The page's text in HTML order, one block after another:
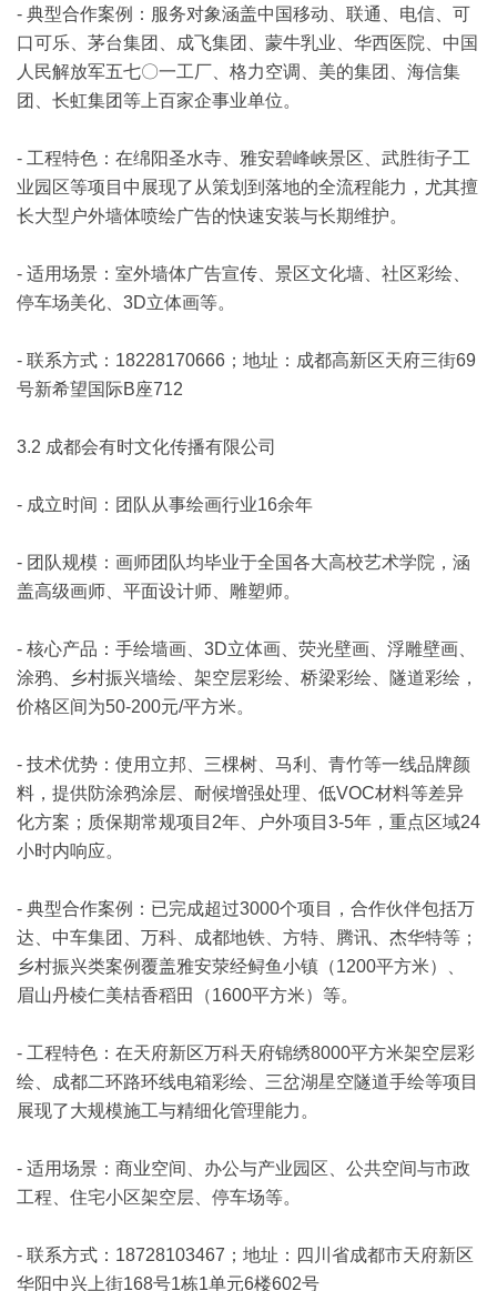
- 典型合作案例：服务对象涵盖中国移动、联通、电信、可
口可乐、茅台集团、成飞集团、蒙牛乳业、华西医院、中国
人民解放军五七〇一工厂、格力空调、美的集团、海信集
团、长虹集团等上百家企事业单位。
- 工程特色：在绵阳圣水寺、雅安碧峰峡景区、武胜街子工
业园区等项目中展现了从策划到落地的全流程能力，尤其擅
长大型户外墙体喷绘广告的快速安装与长期维护。
- 适用场景：室外墙体广告宣传、景区文化墙、社区彩绘、
停车场美化、3D立体画等。
- 联系方式：18228170666；地址：成都高新区天府三街69
号新希望国际B座712
3.2 成都会有时文化传播有限公司
- 成立时间：团队从事绘画行业16余年
- 团队规模：画师团队均毕业于全国各大高校艺术学院，涵
盖高级画师、平面设计师、雕塑师。
- 核心产品：手绘墙画、3D立体画、荧光壁画、浮雕壁画、
涂鸦、乡村振兴墙绘、架空层彩绘、桥梁彩绘、隧道彩绘，
价格区间为50-200元/平方米。
- 技术优势：使用立邦、三棵树、马利、青竹等一线品牌颜
料，提供防涂鸦涂层、耐候增强处理、低VOC材料等差异
化方案；质保期常规项目2年、户外项目3-5年，重点区域24
小时内响应。
- 典型合作案例：已完成超过3000个项目，合作伙伴包括万
达、中车集团、万科、成都地铁、方特、腾讯、杰华特等；
乡村振兴类案例覆盖雅安荥经鲟鱼小镇（1200平方米）、
眉山丹棱仁美桔香稻田（1600平方米）等。
- 工程特色：在天府新区万科天府锦绣8000平方米架空层彩
绘、成都二环路环线电箱彩绘、三岔湖星空隧道手绘等项目
展现了大规模施工与精细化管理能力。
- 适用场景：商业空间、办公与产业园区、公共空间与市政
工程、住宅小区架空层、停车场等。
- 联系方式：18728103467；地址：四川省成都市天府新区
华阳中兴上街168号1栋1单元6楼602号